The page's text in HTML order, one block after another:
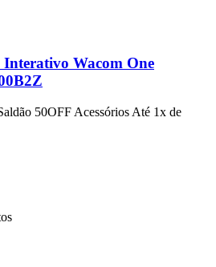
Wacom One
Até 1x de